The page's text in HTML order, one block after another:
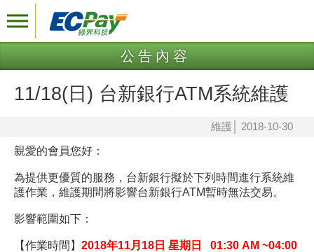
公告內容
11/18(日) 台新銀行ATM系統維護
維護 2018-10-30
親愛的會員您好：
為提供更優質的服務， 台新銀行擬於下列時間進行系統維
護作業，維護期間將影響台新銀行ATM暫時無法交易。
影響範圍如下：
【作業時間】 2018年11月18日 星期日 01:30 AM ~04:00